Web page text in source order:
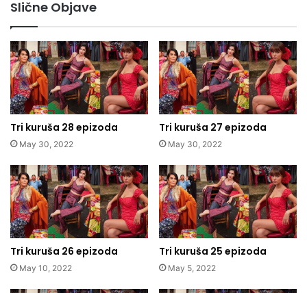
Slične Objave
Tri kuruša 28 epizoda
May 30, 2022
Tri kuruša 27 epizoda
May 30, 2022
Tri kuruša 26 epizoda
May 10, 2022
Tri kuruša 25 epizoda
May 5, 2022